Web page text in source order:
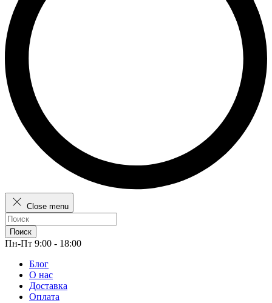
Close menu
Поиск
Пн-Пт 9:00 - 18:00
Блог
О нас
Доставка
Оплата